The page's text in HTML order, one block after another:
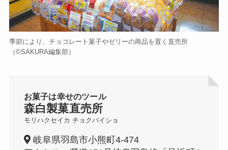
季節により、チョコレート菓子やゼリーの商品を置く直売所
（©️SAKURA編集部）
お菓子は幸せのツール
森白製菓直売所
モリハクセイカ チョクバイショ
岐阜県羽島市小熊町4-474